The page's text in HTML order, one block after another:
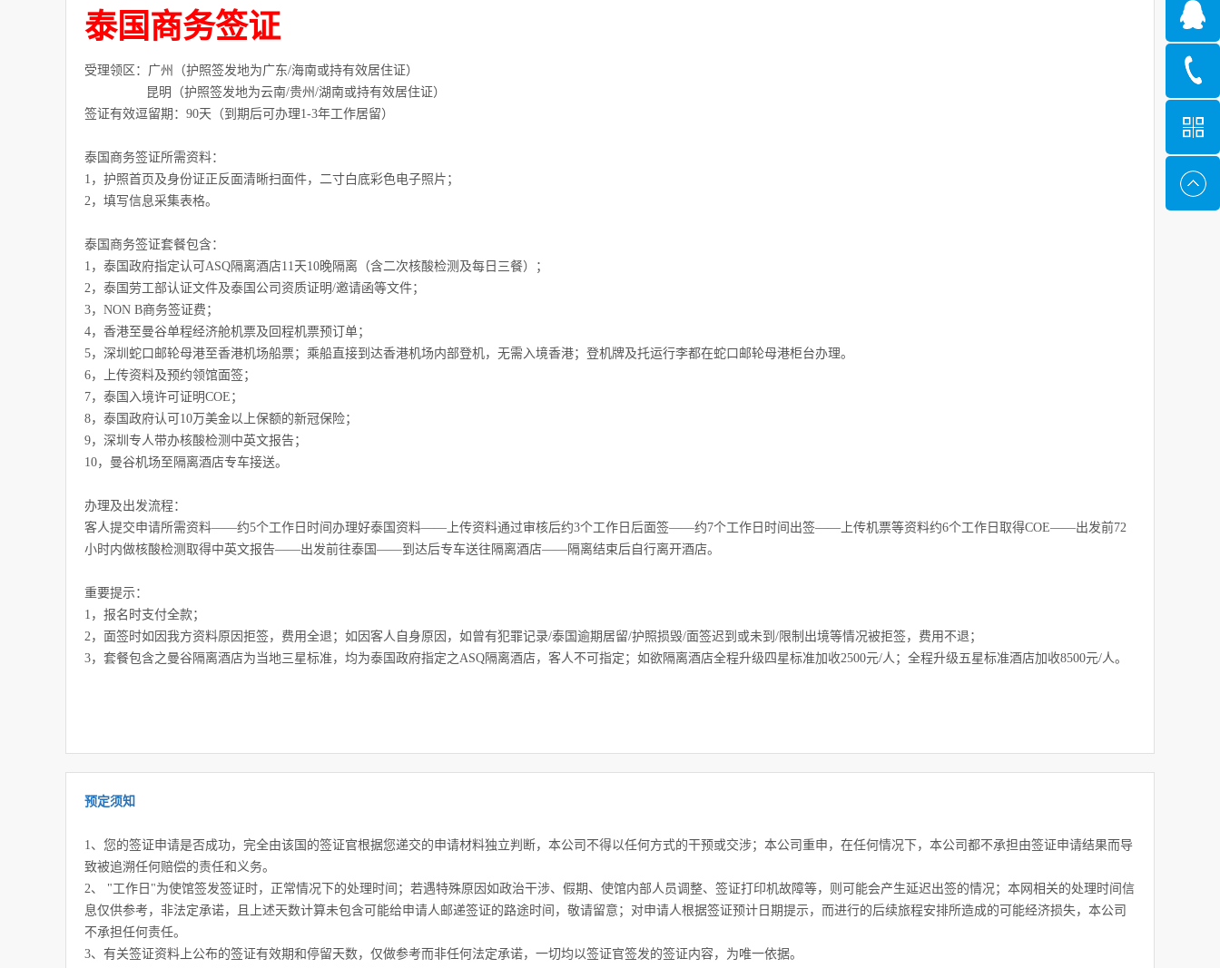
泰国商务签证
受理领区：广州（护照签发地为广东/海南或持有效居住证）
昆明（护照签发地为云南/贵州/湖南或持有效居住证）
签证有效逗留期：90天（到期后可办理1-3年工作居留）
泰国商务签证所需资料：
1，护照首页及身份证正反面清晰扫面件，二寸白底彩色电子照片；
2，填写信息采集表格。
泰国商务签证套餐包含：
1，泰国政府指定认可ASQ隔离酒店11天10晚隔离（含二次核酸检测及每日三餐）；
2，泰国劳工部认证文件及泰国公司资质证明/邀请函等文件；
3，NON B商务签证费；
4，香港至曼谷单程经济舱机票及回程机票预订单；
5，深圳蛇口邮轮母港至香港机场船票；乘船直接到达香港机场内部登机，无需入境香港；登机牌及托运行李都在蛇口邮轮母港柜台办理。
6，上传资料及预约领馆面签；
7，泰国入境许可证明COE；
8，泰国政府认可10万美金以上保额的新冠保险；
9，深圳专人带办核酸检测中英文报告；
10，曼谷机场至隔离酒店专车接送。
办理及出发流程：
客人提交申请所需资料——约5个工作日时间办理好泰国资料——上传资料通过审核后约3个工作日后面签——约7个工作日时间出签——上传机票等资料约6个工作日取得COE——出发前72
小时内做核酸检测取得中英文报告——出发前往泰国——到达后专车送往隔离酒店——隔离结束后自行离开酒店。
重要提示：
1，报名时支付全款；
2，面签时如因我方资料原因拒签，费用全退；如因客人自身原因，如曾有犯罪记录/泰国逾期居留/护照损毁/面签迟到或未到/限制出境等情况被拒签，费用不退；
3，套餐包含之曼谷隔离酒店为当地三星标准，均为泰国政府指定之ASQ隔离酒店，客人不可指定；如欲隔离酒店全程升级四星标准加收2500元/人；全程升级五星标准酒店加收8500元/人。
预定须知
1、您的签证申请是否成功，完全由该国的签证官根据您递交的申请材料独立判断，本公司不得以任何方式的干预或交涉；本公司重申，在任何情况下，本公司都不承担由签证申请结果而导
致被追溯任何赔偿的责任和义务。
2、 "工作日"为使馆签发签证时，正常情况下的处理时间；若遇特殊原因如政治干涉、假期、使馆内部人员调整、签证打印机故障等，则可能会产生延迟出签的情况；本网相关的处理时间信
息仅供参考，非法定承诺，且上述天数计算未包含可能给申请人邮递签证的路途时间，敬请留意；对申请人根据签证预计日期提示，而进行的后续旅程安排所造成的可能经济损失，本公司
不承担任何责任。
3、有关签证资料上公布的签证有效期和停留天数，仅做参考而非任何法定承诺，一切均以签证官签发的签证内容，为唯一依据。